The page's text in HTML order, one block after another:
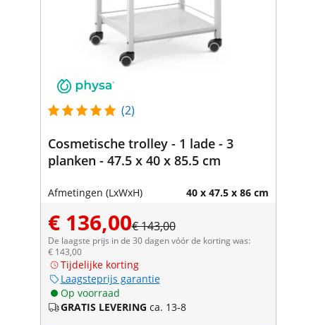
(2)
Cosmetische trolley - 1 lade - 3
planken - 47.5 x 40 x 85.5 cm
Afmetingen (LxWxH) 40 x 47.5 x 86 cm
€ 136,00€ 143,00
De laagste prijs in de 30 dagen vóór de korting was:
€ 143,00
Tijdelijke korting
Laagsteprijs garantie
Op voorraad
GRATIS LEVERING ca. 13-8